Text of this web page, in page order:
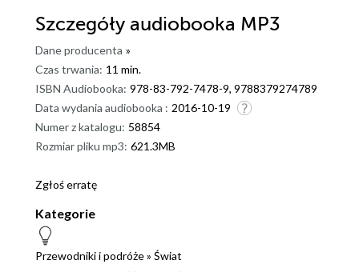
Szczegóły audiobooka MP3
Dane producenta »
Czas trwania: 11 min.
ISBN Audiobooka: 978-83-792-7478-9, 9788379274789
Data wydania audiobooka : 2016-10-19
Numer z katalogu: 58854
Rozmiar pliku mp3: 621.3MB
Zgłoś erratę
Kategorie
Przewodniki i podróże» Świat